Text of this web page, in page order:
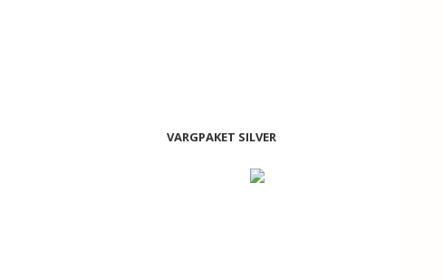
VARGPAKET SILVER